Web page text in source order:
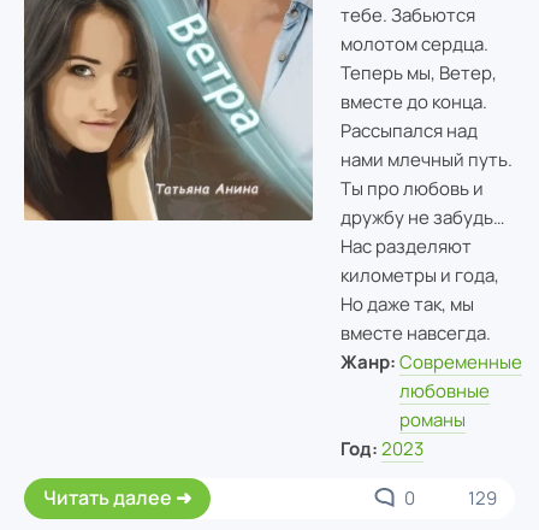
тебе. Забьются
молотом сердца.
Теперь мы, Ветер,
вместе до конца.
Рассыпался над
нами млечный путь.
Ты про любовь и
дружбу не забудь…
Нас разделяют
километры и года,
Но даже так, мы
вместе навсегда.
Жанр: Современные
любовные
романы
Год: 2023
Читать далее 0 129